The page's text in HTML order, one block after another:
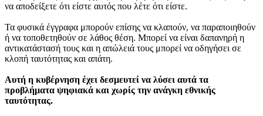
να αποδείξετε ότι είστε αυτός που λέτε ότι είστε.
Τα φυσικά έγγραφα μπορούν επίσης να κλαπούν, να παραποιηθούν
ή να τοποθετηθούν σε λάθος θέση. Μπορεί να είναι δαπανηρή η
αντικατάστασή τους και η απώλειά τους μπορεί να οδηγήσει σε
κλοπή ταυτότητας και απάτη.
Αυτή η κυβέρνηση έχει δεσμευτεί να λύσει αυτά τα
προβλήματα ψηφιακά και χωρίς την ανάγκη εθνικής
ταυτότητας.